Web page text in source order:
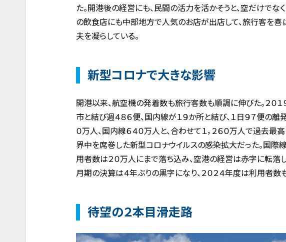
た。開港後の経営にも、民間の活力を活かそうと、空だけでな
の飲食店にも中部地方で人気のお店が出店して、旅行客を喜
夫を凝らしている。
新型コロナで大きな影響
開港以来、航空機の発着数も旅行客数も順調に伸びた。２０１
市と結び週４８６便、国内線が１９か所と結び、１日９７便の
０万人、国内線６４０万人と、合わせて１，２６０万人で過去最
界中を席巻した新型コロナウイルスの感染拡大だった。国際
用者数は２０万人にまで落ち込み、空港の経営は赤字に転落し
月期の決算は４年ぶりの黒字になり、２０２４年度は利用者数
待望の２本目滑走路